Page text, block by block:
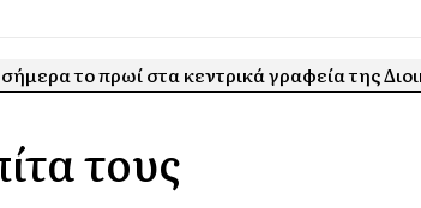
το πρωί στα κεντρικά γραφεία της
τους